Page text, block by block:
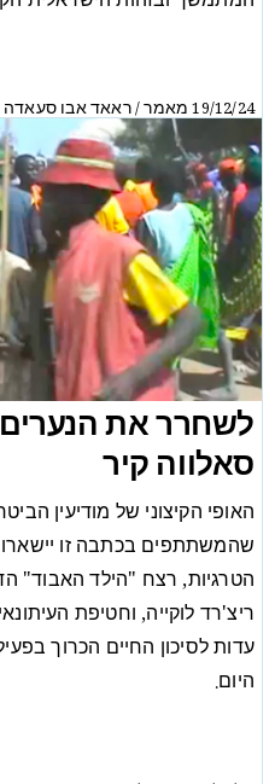
19/12/24מאמר/ראאד אבו סעאדה
לשחרר את
סאלווה קיר
האופי הקיצוני של מודיעין
שהמשתתפים בכתבה זו
הטרגיות, רצח "הילד האבוד"
ריצ'רד לוקייה, וחטיפת
עדות לסיכון החיים הכרוך
היום.